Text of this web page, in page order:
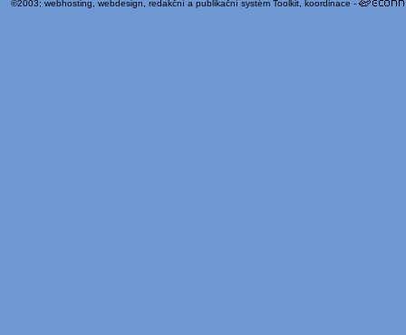
©2003; webhosting webdesign redakční a publikační systém Toolkit , koordinace -